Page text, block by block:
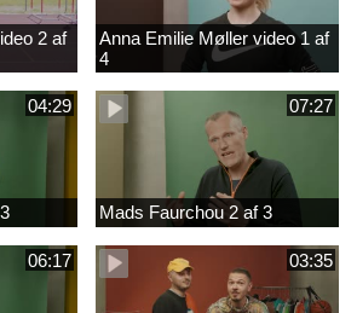
2 af
Anna Emilie Møller video 1 af
4
04:29 07:27
Mads Faurchou 2 af 3
06:17 03:35